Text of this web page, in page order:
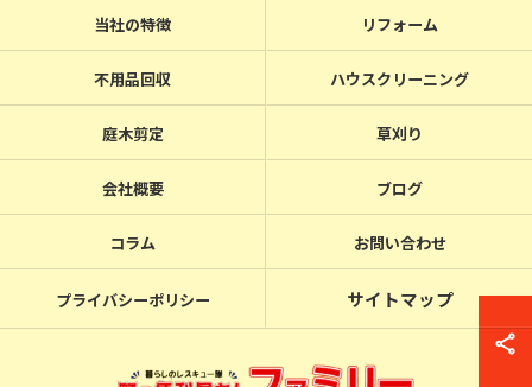
当社の特徴 リフォーム
不用品回収 ハウスクリーニング
庭木剪定 草刈り
会社概要 ブログ
コラム お問い合わせ
プライバシーポリシー サイトマップ